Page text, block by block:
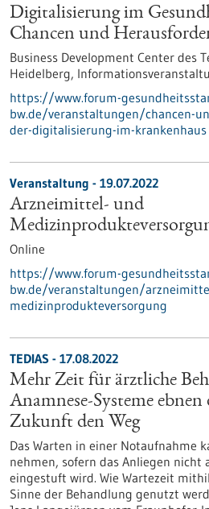
Digitalisierung im
Chancen und
Business Development Center des
Heidelberg,
https://www.forum-
bw.de/veranstaltungen/chancen-
der-digitalisierung-im-krankenhaus
Veranstaltung - 19.07.2022
Arzneimittel- und
Online
https://www.forum-
bw.de/veranstaltungen/
medizinprodukteversorgung
TEDIAS - 17.08.2022
Mehr Zeit für ärztliche
Anamnese-Systeme
Zukunft den Weg
Das Warten in einer Notaufnahme
nehmen, sofern das Anliegen nicht
eingestuft wird. Wie Wartezeit
Sinne der Behandlung genutzt